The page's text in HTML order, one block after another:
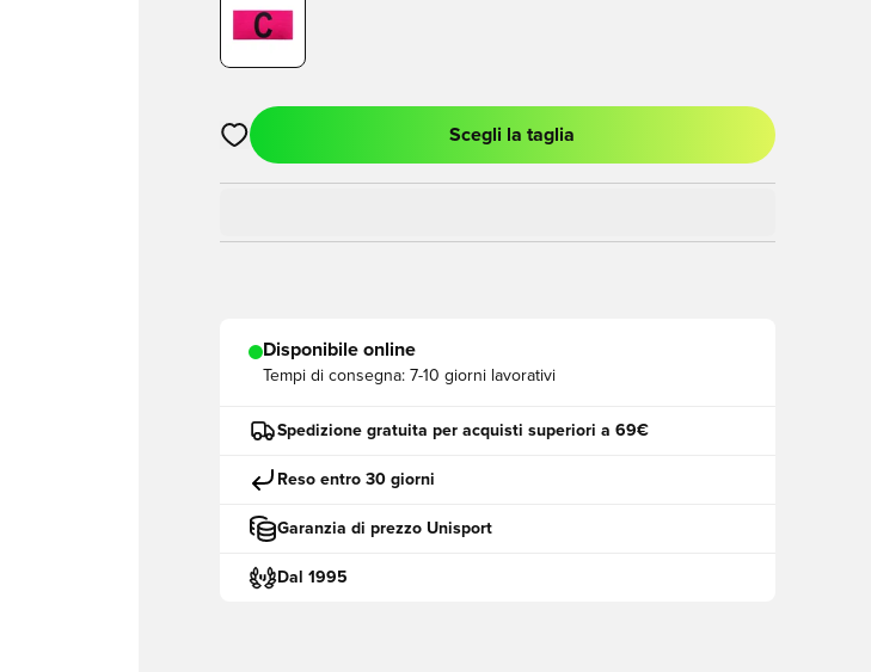
Apre una finestra modale per accedere o registrarsi come membro
Scegli la taglia
Disponibile online
Tempi di consegna: 7-10 giorni lavorativi
Spedizione gratuita per acquisti superiori a 69€
Reso entro 30 giorni
Garanzia di prezzo Unisport
Dal 1995